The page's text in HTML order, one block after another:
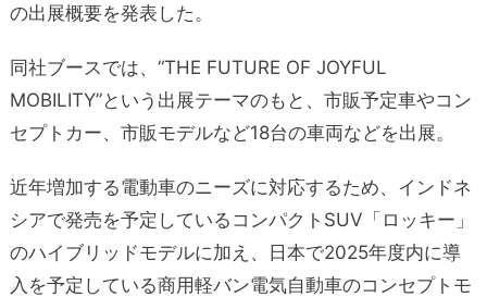
の出展概要を発表した。
同社ブースでは、“THE FUTURE OF JOYFUL
MOBILITY”という出展テーマのもと、市販予定車やコン
セプトカー、市販モデルなど18台の車両などを出展。
近年増加する電動車のニーズに対応するため、インドネ
シアで発売を予定しているコンパクトSUV「ロッキー」
のハイブリッドモデルに加え、日本で2025年度内に導
入を予定している商用軽バン電気自動車のコンセプトモ